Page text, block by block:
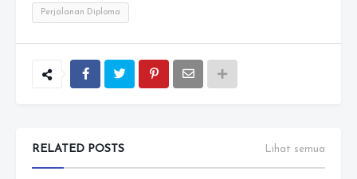
Perjalanan Diploma
RELATED POSTS Lihat semua